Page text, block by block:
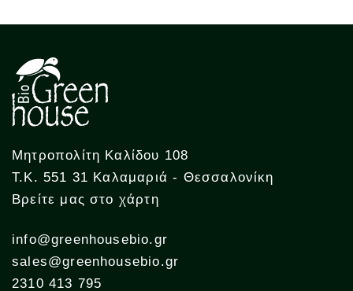
Μητροπολίτη Καλίδου 108
Τ.Κ. 551 31 Καλαμαριά - Θεσσαλονίκη
Βρείτε μας στο χάρτη
info@greenhousebio.gr
sales@greenhousebio.gr
2310 413 795